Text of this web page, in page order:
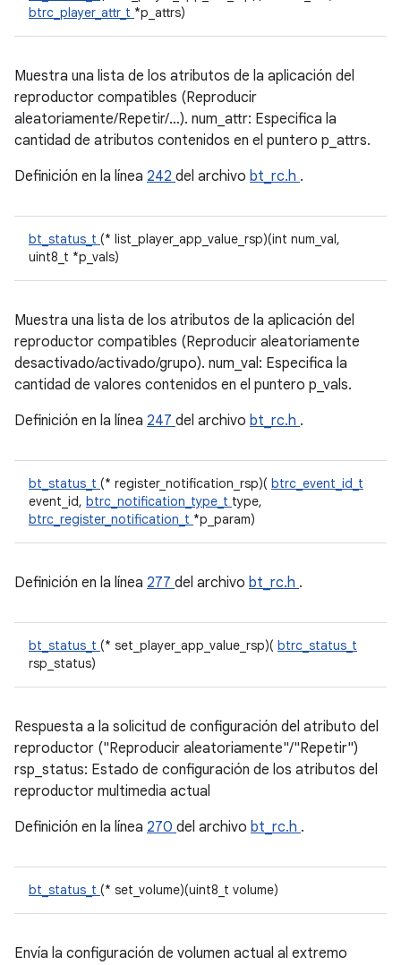
btrc_player_attr_t *p_attrs)
Muestra una lista de los atributos de la aplicación del
reproductor compatibles (Reproducir
aleatoriamente/Repetir/…). num_attr: Especifica la
cantidad de atributos contenidos en el puntero p_attrs.
Definición en la línea 242 del archivo bt_rc.h .
bt_status_t (* list_player_app_value_rsp)(int num_val,
uint8_t *p_vals)
Muestra una lista de los atributos de la aplicación del
reproductor compatibles (Reproducir aleatoriamente
desactivado/activado/grupo). num_val: Especifica la
cantidad de valores contenidos en el puntero p_vals.
Definición en la línea 247 del archivo bt_rc.h .
bt_status_t (* register_notification_rsp)( btrc_event_id_t
event_id, btrc_notification_type_t type,
btrc_register_notification_t *p_param)
Definición en la línea 277 del archivo bt_rc.h .
bt_status_t (* set_player_app_value_rsp)( btrc_status_t
rsp_status)
Respuesta a la solicitud de configuración del atributo del
reproductor ("Reproducir aleatoriamente"/"Repetir")
rsp_status: Estado de configuración de los atributos del
reproductor multimedia actual
Definición en la línea 270 del archivo bt_rc.h .
bt_status_t (* set_volume)(uint8_t volume)
Envía la configuración de volumen actual al extremo